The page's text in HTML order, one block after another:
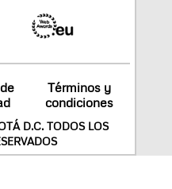
Términos y
condiciones
D.C. TODOS LOS